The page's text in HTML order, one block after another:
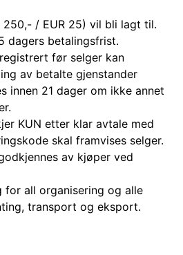
/ EUR 25) vil bli lagt til.
dagers betalingsfrist.
før selger kan
av betalte gjenstander
innen 21 dager om ikke annet
KUN etter klar avtale med
skal framvises selger.
av kjøper ved
for all organisering og alle
transport og eksport.